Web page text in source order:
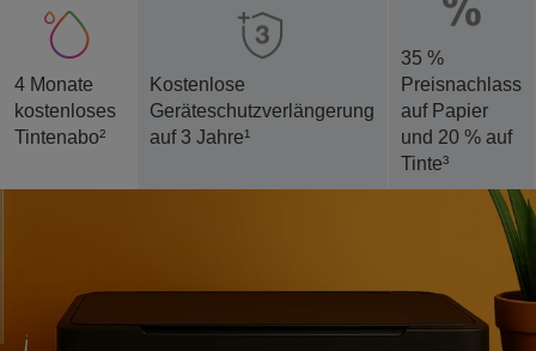
4 Monate
kostenloses
Tintenabo²
Kostenlose
Geräteschutzverlängerung
auf 3 Jahre¹
35 %
Preisnachlass
auf Papier
und 20 % auf
Tinte³